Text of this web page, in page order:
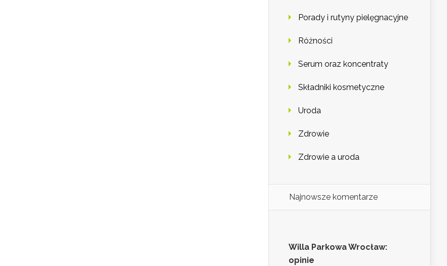
Porady i rutyny pielęgnacyjne
Różności
Serum oraz koncentraty
Składniki kosmetyczne
Uroda
Zdrowie
Zdrowie a uroda
Najnowsze komentarze
Willa Parkowa Wrocław:
opinie